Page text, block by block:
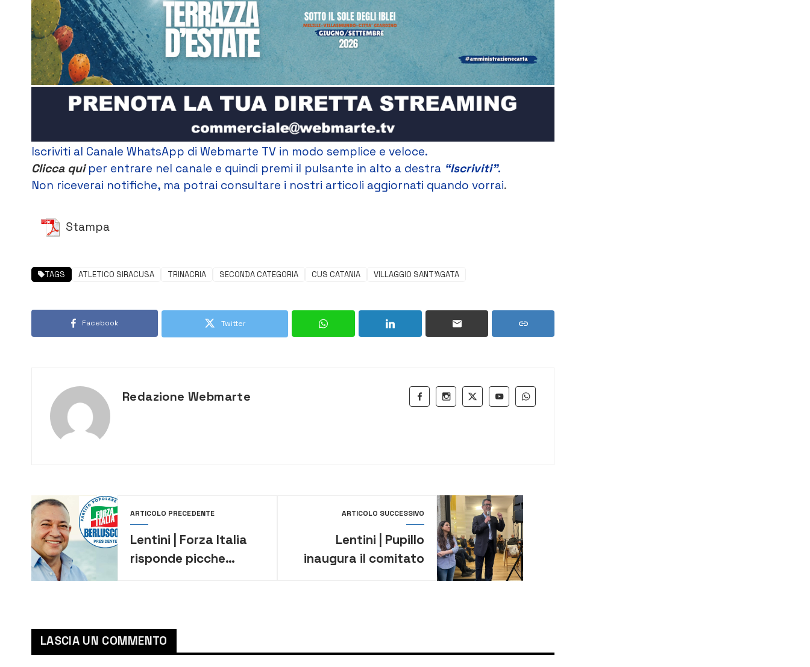
Iscriviti al Canale WhatsApp di Webmarte TV in modo semplice e veloce.
Clicca quiper entrare nel canale e quindi premi il pulsante in alto a destra “Iscriviti”.
Non riceverai notifiche, ma potrai consultare i nostri articoli aggiornati quando vorrai.
Stampa
TAGS ATLETICO SIRACUSA TRINACRIA SECONDA CATEGORIA CUS CATANIA VILLAGGIO SANT’AGATA
Facebook Twitter
Redazione Webmarte
ARTICOLO PRECEDENTE
Lentini | Forza Italia
risponde picche
ARTICOLO SUCCESSIVO
Lentini | Pupillo
inaugura il comitato
città”
LASCIA UN COMMENTO